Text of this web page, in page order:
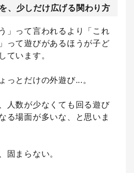
、少しだけ広げる関わり方
」って言われるより「これ
って遊びがあるほうが子ど
ています。
っとだけの外遊び...。
人数が少なくても回る遊び
る場面が多いな、と思いま
固まらない。